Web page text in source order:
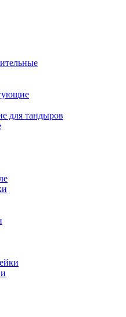
для тандыров